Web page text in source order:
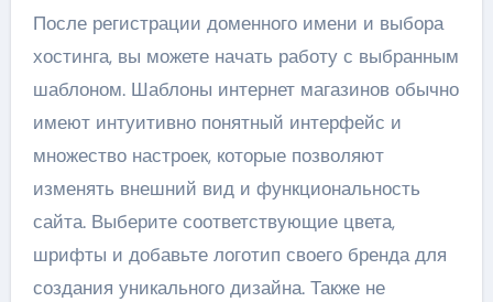
После регистрации доменного имени и выбора
хостинга, вы можете начать работу с выбранным
шаблоном. Шаблоны интернет магазинов обычно
имеют интуитивно понятный интерфейс и
множество настроек, которые позволяют
изменять внешний вид и функциональность
сайта. Выберите соответствующие цвета,
шрифты и добавьте логотип своего бренда для
создания уникального дизайна. Также не